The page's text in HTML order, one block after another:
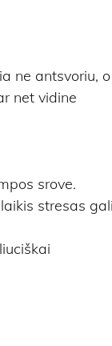
ne antsvoriu, o
net vidine
srove.
stresas gali